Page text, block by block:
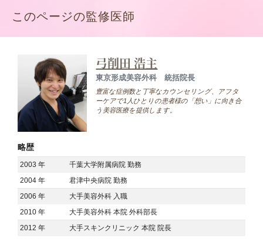
このページの監修医師
弓削田 浩主
東京形成美容外科 統括院長
豊富な症例数と丁寧なカウンセリング、アフタ
ーケアで1人ひとりの患者様の「想い」に向き合
う美容医療を提供します。
略歴
2003 年
千葉大学附属病院 勤務
2004 年
君津中央病院 勤務
2006 年
大手美容外科 入職
2010 年
大手美容外科 本院 外科部長
2012 年
大手スキンクリニック 本院 院長